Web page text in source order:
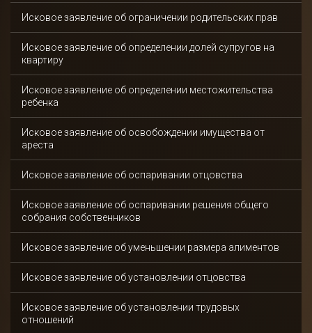
Исковое заявление об ограничении родительских прав
Исковое заявление об определении долей супругов на
квартиру
Исковое заявление об определении местожительства
ребенка
Исковое заявление об освобождении имущества от
ареста
Исковое заявление об оспаривании отцовства
Исковое заявление об оспаривании решения общего
собрания собственников
Исковое заявление об уменьшении размера алиментов
Исковое заявление об установлении отцовства
Исковое заявление об установлении трудовых
отношений